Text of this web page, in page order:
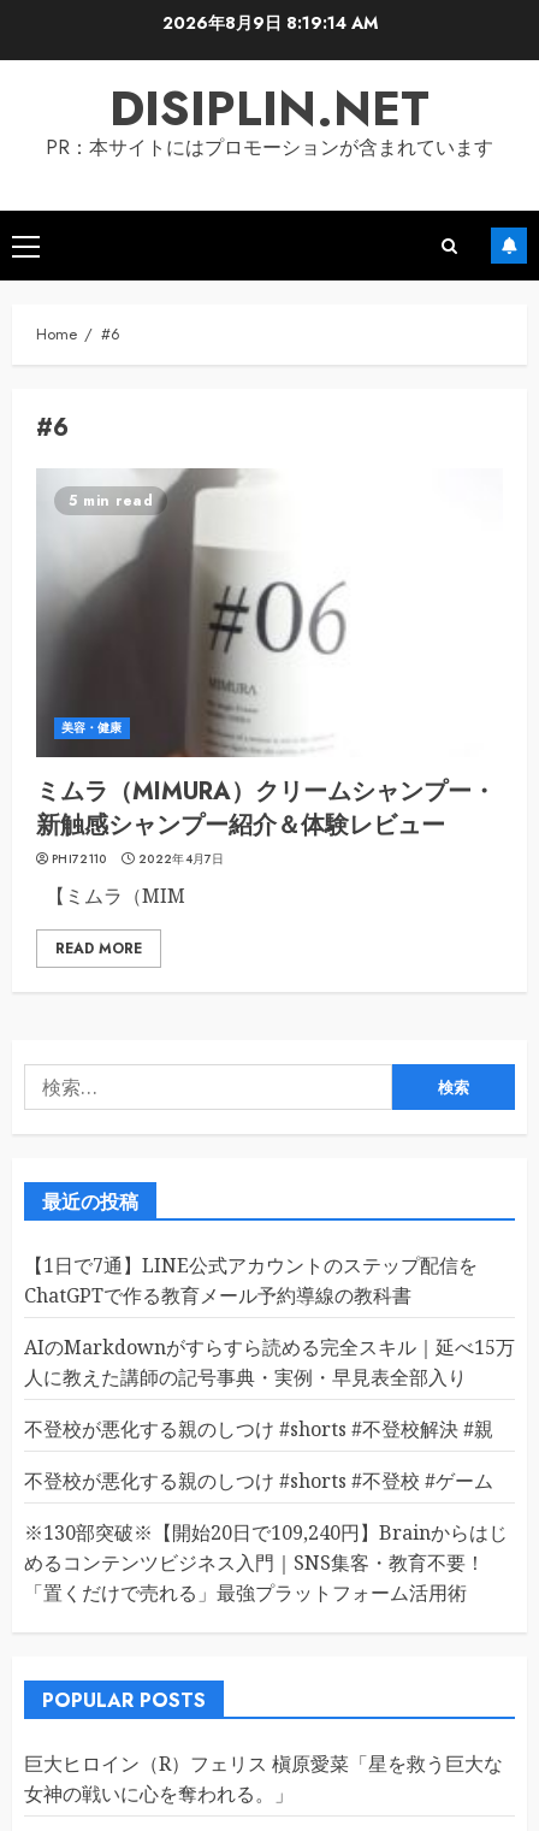
2026年8月9日 8:19:14 AM
DISIPLIN.NET
PR：本サイトにはプロモーションが含まれています
Primary
Menu
Home #6
#6
5 min read
美容・健康
ミムラ（MIMURA）クリームシャンプー・
新触感シャンプー紹介＆体験レビュー
PHI72110 2022年4月7日
【ミムラ（MIM
READ MORE
索:
最近の投稿
【1日で7通】LINE公式アカウントのステップ配信を
ChatGPTで作る教育メール予約導線の教科書
AIのMarkdownがすらすら読める完全スキル｜延べ15万
人に教えた講師の記号事典・実例・早見表全部入り
不登校が悪化する親のしつけ #shorts #不登校解決 #親
不登校が悪化する親のしつけ #shorts #不登校 #ゲーム
※130部突破※【開始20日で109,240円】Brainからはじ
めるコンテンツビジネス入門｜SNS集客・教育不要！
「置くだけで売れる」最強プラットフォーム活用術
POPULAR POSTS
巨大ヒロイン（R）フェリス 槇原愛菜「星を救う巨大な
女神の戦いに心を奪われる。」